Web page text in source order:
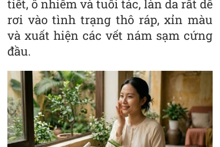
tiết, ô nhiễm và tuổi tác, làn da rất dễ
rơi vào tình trạng thô ráp, xỉn màu
và xuất hiện các vết nám sạm cứng
đầu.